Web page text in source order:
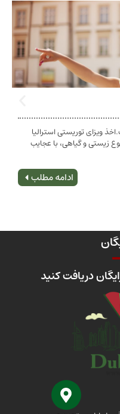
استرالیا
با عجایب
تابعیت و اخذ
شخص به دولت
کنید